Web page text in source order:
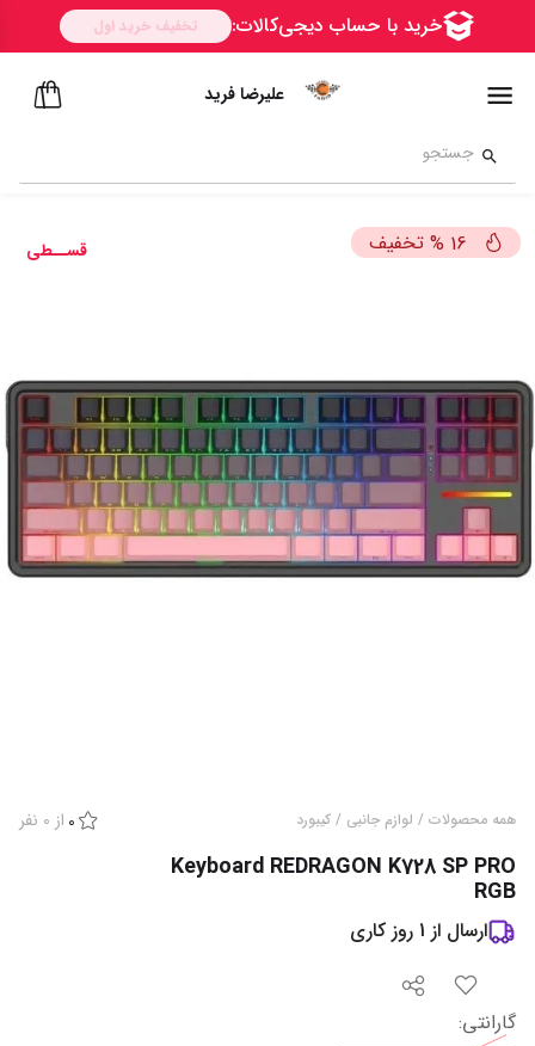
علیرضا فرید
قســطی 16
% تخفیف
همه محصولات / لوازم جانبی / کیبورد 0 از 0 نفر
Keyboard REDRAGON K728 SP PRO
RGB
ارسال از 1 روز کاری
گارانتی: